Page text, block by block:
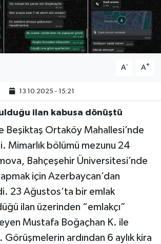
A- A+
13.10.2025 - 15:21
ilan kabusa dönüştü
Beşiktaş Ortaköy Mahallesi’nde
Mimarlık bölümü mezunu 24
Bahçeşehir Üniversitesi’nde
için Azerbaycan’dan
23 Ağustos’ta bir emlak
ilan üzerinden “emlakçı”
Mustafa Boğaçhan K. ile
ardından 6 aylık kira